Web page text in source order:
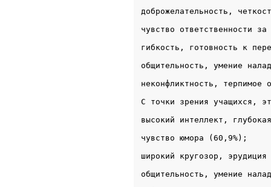
доброжелательность,
чувство ответственности
гибкость, готовность к
общительность, умение
неконфликтность, терпимое
С точки зрения учащихся,
высокий интеллект,
чувство юмора (60,9%);
широкий кругозор,
общительность, умение